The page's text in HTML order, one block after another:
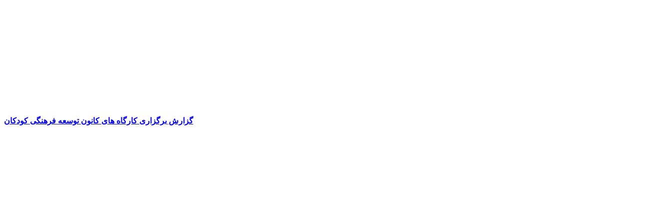
گزارش برگزاری کارگاه های کانون توسعه فرهنگی کودکان